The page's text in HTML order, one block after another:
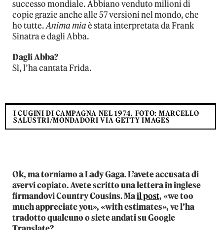
successo mondiale. Abbiano venduto milioni di
copie grazie anche alle 57 versioni nel mondo, che
ho tutte.Anima miaè stata interpretata da Frank
Sinatra e dagli Abba.
Dagli Abba?
Sì, l’ha cantata Frida.
I CUGINI DI CAMPAGNA NEL 1974. FOTO: MARCELLO
SALUSTRI/MONDADORI VIA GETTY IMAGES
Ok, ma torniamo a Lady Gaga. L’avete accusata di
avervi copiato. Avete scritto una lettera in inglese
firmandovi Country Cousins. Mail post, «we too
much appreciate you», «with estimates», ve l’ha
tradotto qualcuno o siete andati su Google